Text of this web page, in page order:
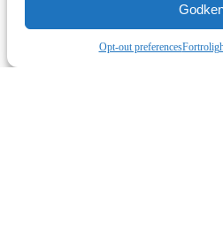
Opt-out preferences